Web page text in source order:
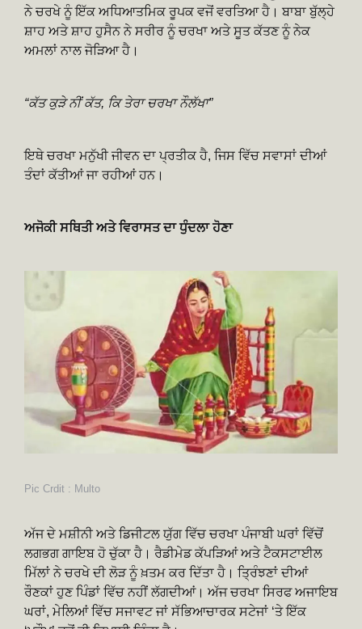
ਨੇ ਚਰਖੇ ਨੂੰ ਇੱਕ ਅਧਿਆਤਮਿਕ ਰੂਪਕ ਵਜੋਂ ਵਰਤਿਆ ਹੈ। ਬਾਬਾ ਬੁੱਲ੍ਹੇ
ਸ਼ਾਹ ਅਤੇ ਸ਼ਾਹ ਹੁਸੈਨ ਨੇ ਸਰੀਰ ਨੂੰ ਚਰਖਾ ਅਤੇ ਸੂਤ ਕੱਤਣ ਨੂੰ ਨੇਕ
ਅਮਲਾਂ ਨਾਲ ਜੋੜਿਆ ਹੈ।
“ਕੱਤ ਕੁੜੇ ਨੀਂ ਕੱਤ, ਕਿ ਤੇਰਾ ਚਰਖਾ ਨੌਲੱਖਾ”
ਇਥੇ ਚਰਖਾ ਮਨੁੱਖੀ ਜੀਵਨ ਦਾ ਪ੍ਰਤੀਕ ਹੈ, ਜਿਸ ਵਿੱਚ ਸਵਾਸਾਂ ਦੀਆਂ
ਤੰਦਾਂ ਕੱਤੀਆਂ ਜਾ ਰਹੀਆਂ ਹਨ।
ਅਜੋਕੀ ਸਥਿਤੀ ਅਤੇ ਵਿਰਾਸਤ ਦਾ ਧੁੰਦਲਾ ਹੋਣਾ
Pic Crdit : Multo
ਅੱਜ ਦੇ ਮਸ਼ੀਨੀ ਅਤੇ ਡਿਜੀਟਲ ਯੁੱਗ ਵਿੱਚ ਚਰਖਾ ਪੰਜਾਬੀ ਘਰਾਂ ਵਿੱਚੋਂ
ਲਗਭਗ ਗਾਇਬ ਹੋ ਚੁੱਕਾ ਹੈ। ਰੈਡੀਮੇਡ ਕੱਪੜਿਆਂ ਅਤੇ ਟੈਕਸਟਾਈਲ
ਮਿੱਲਾਂ ਨੇ ਚਰਖੇ ਦੀ ਲੋੜ ਨੂੰ ਖ਼ਤਮ ਕਰ ਦਿੱਤਾ ਹੈ। ਤ੍ਰਿੰਝਣਾਂ ਦੀਆਂ
ਰੌਣਕਾਂ ਹੁਣ ਪਿੰਡਾਂ ਵਿੱਚ ਨਹੀਂ ਲੱਗਦੀਆਂ। ਅੱਜ ਚਰਖਾ ਸਿਰਫ ਅਜਾਇਬ
ਘਰਾਂ, ਮੇਲਿਆਂ ਵਿੱਚ ਸਜਾਵਟ ਜਾਂ ਸੱਭਿਆਚਾਰਕ ਸਟੇਜਾਂ ‘ਤੇ ਇੱਕ